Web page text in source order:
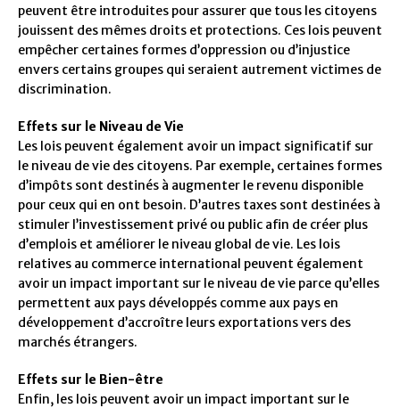
peuvent être introduites pour assurer que tous les citoyens
jouissent des mêmes droits et protections. Ces lois peuvent
empêcher certaines formes d’oppression ou d’injustice
envers certains groupes qui seraient autrement victimes de
discrimination.
Effets sur le Niveau de Vie
Les lois peuvent également avoir un impact significatif sur
le niveau de vie des citoyens. Par exemple, certaines formes
d’impôts sont destinés à augmenter le revenu disponible
pour ceux qui en ont besoin. D’autres taxes sont destinées à
stimuler l’investissement privé ou public afin de créer plus
d’emplois et améliorer le niveau global de vie. Les lois
relatives au commerce international peuvent également
avoir un impact important sur le niveau de vie parce qu’elles
permettent aux pays développés comme aux pays en
développement d’accroître leurs exportations vers des
marchés étrangers.
Effets sur le Bien-être
Enfin, les lois peuvent avoir un impact important sur le